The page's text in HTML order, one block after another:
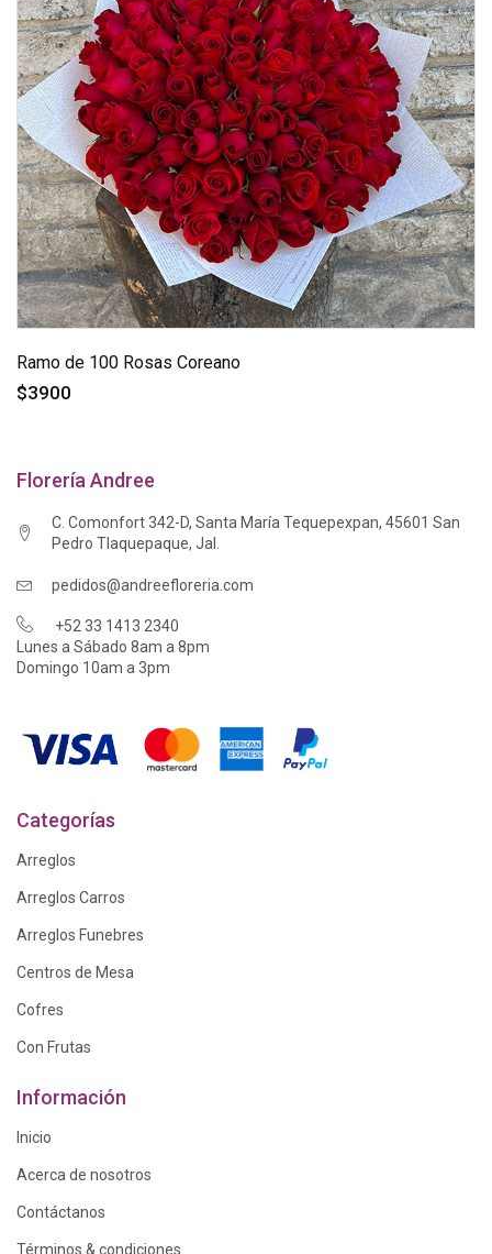
Ramo de 100 Rosas Coreano
$3900
Florería Andree
C. Comonfort 342-D, Santa María Tequepexpan, 45601 San
Pedro Tlaquepaque, Jal.
pedidos@andreefloreria.com
+52 33 1413 2340
Lunes a Sábado 8am a 8pm
Domingo 10am a 3pm
Categorías
Arreglos
Arreglos Carros
Arreglos Funebres
Centros de Mesa
Cofres
Con Frutas
Información
Inicio
Acerca de nosotros
Contáctanos
Términos & condiciones